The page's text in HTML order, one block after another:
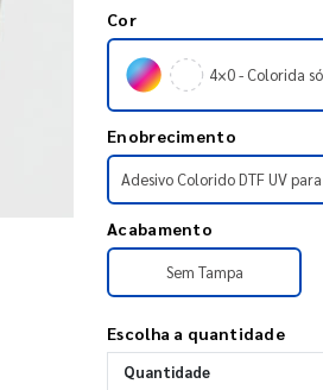
Cor
4×0 - Colorida
Enobrecimento
Adesivo Colorido DTF UV
Acabamento
Sem Tampa
Escolha a quantidade
Quantidade